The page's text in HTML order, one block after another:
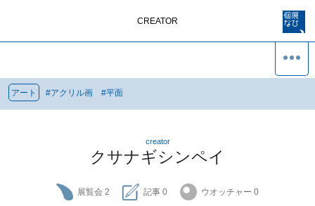
CREATOR
アート #アクリル画 #平面
creator
クサナギシンペイ
展覧会 2 記事 0 ウオッチャー 0